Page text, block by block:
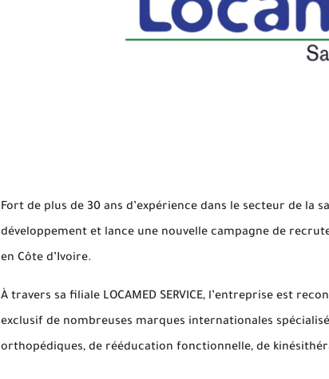
Fort de plus de 30 ans d’expérience dans le secteur de la
développement et lance une nouvelle campagne de
en Côte d’Ivoire.
À travers sa filiale LOCAMED SERVICE, l’entreprise est
exclusif de nombreuses marques internationales
orthopédiques, de rééducation fonctionnelle, de